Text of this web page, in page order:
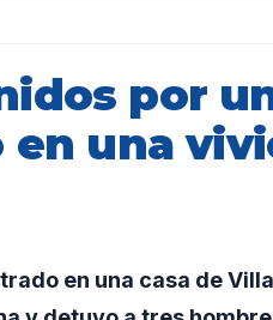
por
una
en una casa de